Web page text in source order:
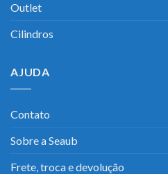
Outlet
Cilindros
AJUDA
Contato
Sobre a Seaub
Frete, troca e devolução